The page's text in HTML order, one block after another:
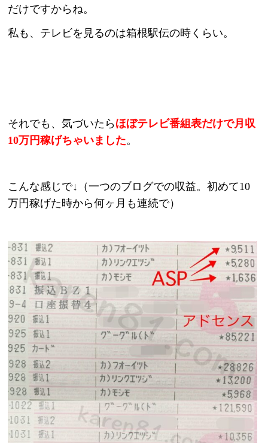
だけですからね。
私も、テレビを見るのは箱根駅伝の時くらい。
それでも、気づいたらほぼテレビ番組表だけで月収
10万円稼げちゃいました。
こんな感じで↓（一つのブログでの収益。初めて10
万円稼げた時から何ヶ月も連続で）